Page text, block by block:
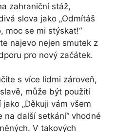
zahraniční stáž,
slova jako „Odmítáš
moc se mi stýskat!“
najevo nejen smutek z
pro nový začátek.
s více lidmi zároveň,
může být použití
„Děkuji vám všem
na další setkání“ vhodné
V takových